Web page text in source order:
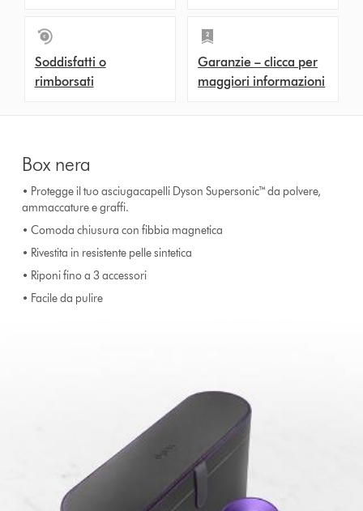
Soddisfatti o
rimborsati
Garanzie – clicca per
maggiori informazioni
Box nera
• Protegge il tuo asciugacapelli Dyson Supersonic™ da polvere,
ammaccature e graffi.
• Comoda chiusura con fibbia magnetica
• Rivestita in resistente pelle sintetica
• Riponi fino a 3 accessori
• Facile da pulire